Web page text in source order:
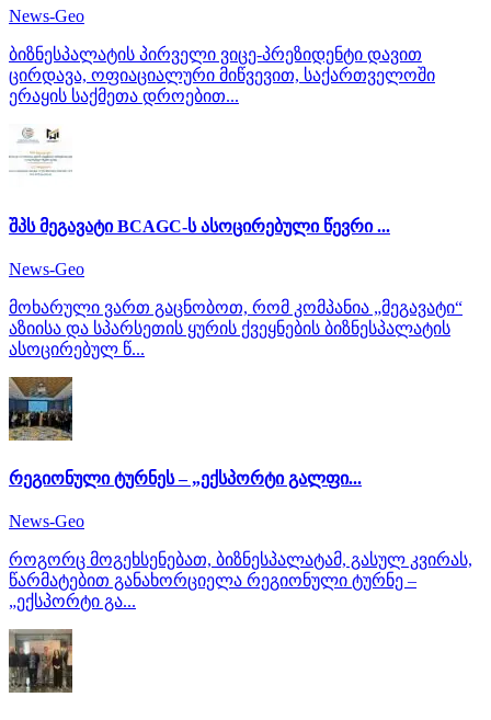
News-Geo
ბიზნესპალატის პირველი ვიცე-პრეზიდენტი დავით
ცირდავა, ოფიაციალური მიწვევით, საქართველოში
ერაყის საქმეთა დროებით...
შპს მეგავატი BCAGC-ს ასოცირებული წევრი ...
News-Geo
მოხარული ვართ გაცნობოთ, რომ კომპანია „მეგავატი“
აზიისა და სპარსეთის ყურის ქვეყნების ბიზნესპალატის
ასოცირებულ წ...
რეგიონული ტურნეს – „ექსპორტი გალფი...
News-Geo
როგორც მოგეხსენებათ, ბიზნესპალატამ, გასულ კვირას,
წარმატებით განახორციელა რეგიონული ტურნე –
„ექსპორტი გა...